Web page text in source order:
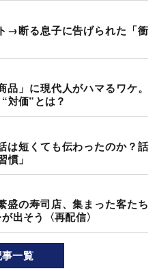
→断る息子に告げられた「衝
」に現代人がハマるワケ。
対価”とは？
は短くても伝わったのか？話
慣」
盛の寿司店、集まった客たち
出そう〈再配信〉
一覧